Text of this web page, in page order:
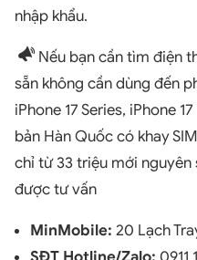
nhập khẩu.
Nếu bạn cần tìm điện
sẵn không cần dùng đến
iPhone 17 Series, iPhone
bản Hàn Quốc có khay
chỉ từ 33 triệu mới nguyên
được tư vấn
MinMobile: 20 Lạch